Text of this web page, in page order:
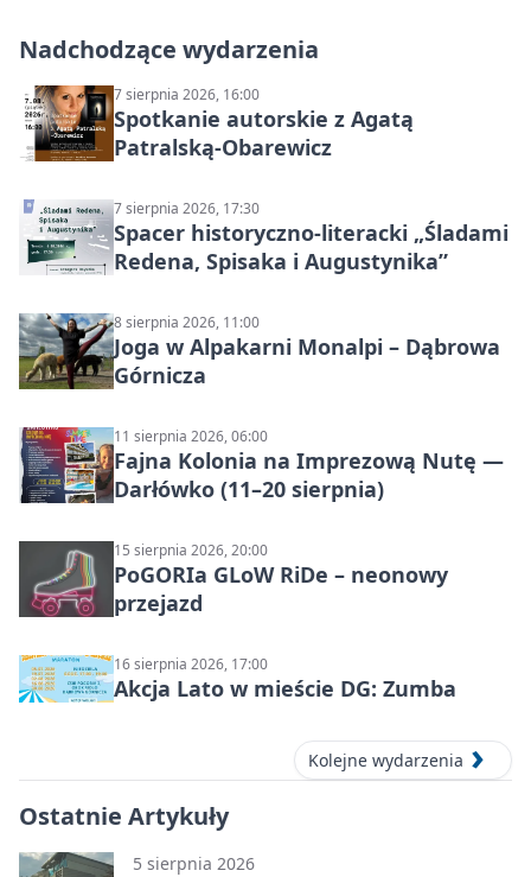
Nadchodzące wydarzenia
7 sierpnia 2026, 16:00
Spotkanie autorskie z Agatą
Patralską-Obarewicz
7 sierpnia 2026, 17:30
Spacer historyczno-literacki „Śladami
Redena, Spisaka i Augustynika”
8 sierpnia 2026, 11:00
Joga w Alpakarni Monalpi – Dąbrowa
Górnicza
11 sierpnia 2026, 06:00
Fajna Kolonia na Imprezową Nutę —
Darłówko (11–20 sierpnia)
15 sierpnia 2026, 20:00
PoGORIa GLoW RiDe – neonowy
przejazd
16 sierpnia 2026, 17:00
Akcja Lato w mieście DG: Zumba
Kolejne wydarzenia
Ostatnie Artykuły
5 sierpnia 2026